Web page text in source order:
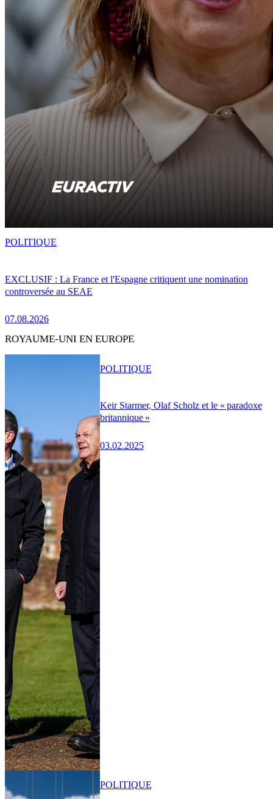
EXCLUSIF : La France et l'Espagne critiquent une nomination
controversée au SEAE
07.08.2026
POLITIQUE
ROYAUME-UNI EN EUROPE
Keir Starmer, Olaf Scholz et le « paradoxe
britannique »
03.02.2025
POLITIQUE
POLITIQUE